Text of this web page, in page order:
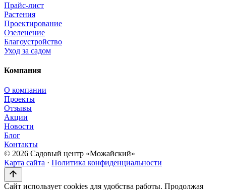
Прайс-лист
Растения
Проектирование
Озеленение
Благоустройство
Уход за садом
Компания
О компании
Проекты
Отзывы
Акции
Новости
Блог
Контакты
© 2026 Садовый центр «Можайский»
Карта сайта · Политика конфиденциальности
Сайт использует cookies для удобства работы. Продолжая